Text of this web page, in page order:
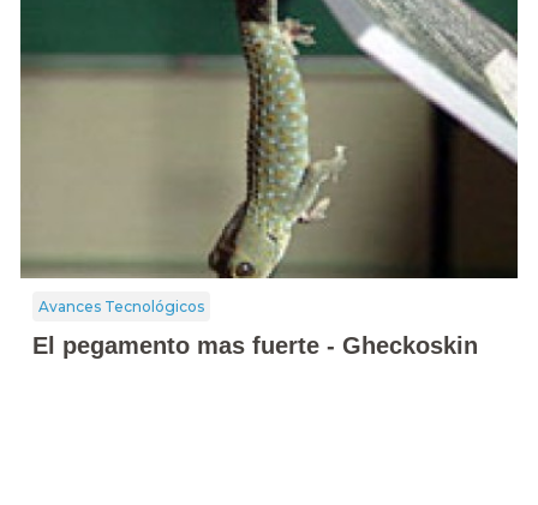
Avances Tecnológicos
El pegamento mas fuerte - Gheckoskin